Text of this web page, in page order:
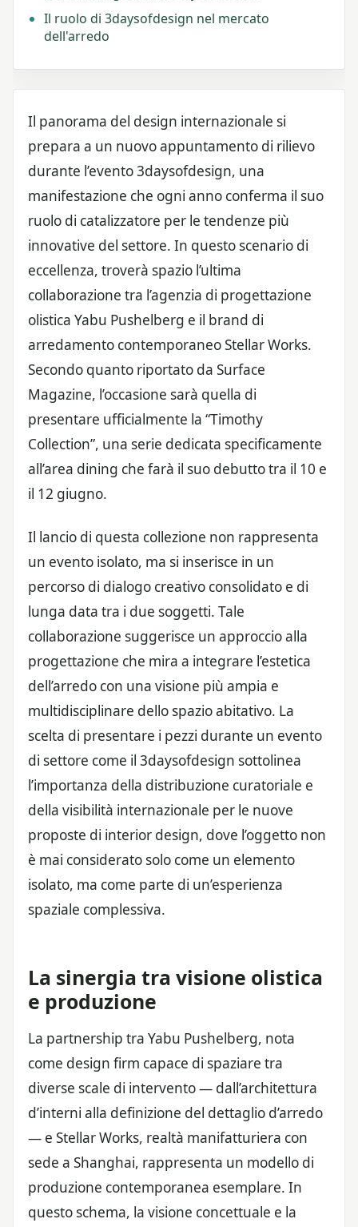
Il ruolo di 3daysofdesign nel mercato
dell'arredo
Il panorama del design internazionale si
prepara a un nuovo appuntamento di rilievo
durante l’evento 3daysofdesign, una
manifestazione che ogni anno conferma il suo
ruolo di catalizzatore per le tendenze più
innovative del settore. In questo scenario di
eccellenza, troverà spazio l’ultima
collaborazione tra l’agenzia di progettazione
olistica Yabu Pushelberg e il brand di
arredamento contemporaneo Stellar Works.
Secondo quanto riportato da Surface
Magazine, l’occasione sarà quella di
presentare ufficialmente la “Timothy
Collection”, una serie dedicata specificamente
all’area dining che farà il suo debutto tra il 10 e
il 12 giugno.
Il lancio di questa collezione non rappresenta
un evento isolato, ma si inserisce in un
percorso di dialogo creativo consolidato e di
lunga data tra i due soggetti. Tale
collaborazione suggerisce un approccio alla
progettazione che mira a integrare l’estetica
dell’arredo con una visione più ampia e
multidisciplinare dello spazio abitativo. La
scelta di presentare i pezzi durante un evento
di settore come il 3daysofdesign sottolinea
l’importanza della distribuzione curatoriale e
della visibilità internazionale per le nuove
proposte di interior design, dove l’oggetto non
è mai considerato solo come un elemento
isolato, ma come parte di un’esperienza
spaziale complessiva.
La sinergia tra visione olistica
e produzione
La partnership tra Yabu Pushelberg, nota
come design firm capace di spaziare tra
diverse scale di intervento — dall’architettura
d’interni alla definizione del dettaglio d’arredo
— e Stellar Works, realtà manifatturiera con
sede a Shanghai, rappresenta un modello di
produzione contemporanea esemplare. In
questo schema, la visione concettuale e la